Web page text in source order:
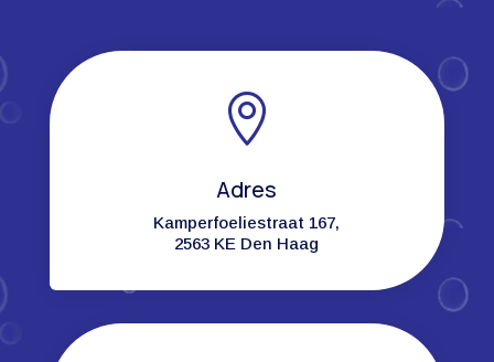

Adres
Kamperfoeliestraat 167,
2563 KE Den Haag